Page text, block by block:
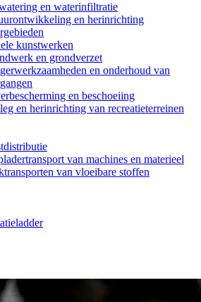
en waterinfiltratie
en herinrichting
kunstwerken
en grondverzet
en onderhoud van
en beschoeiing
en herinrichting van recreatieterreinen
van machines en materieel
van vloeibare stoffen